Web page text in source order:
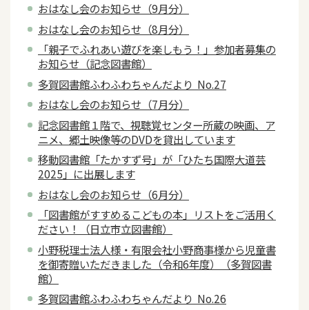
おはなし会のお知らせ（9月分）
おはなし会のお知らせ（8月分）
「親子でふれあい遊びを楽しもう！」参加者募集の
お知らせ（記念図書館）
多賀図書館ふわふわちゃんだより No.27
おはなし会のお知らせ（7月分）
記念図書館１階で、視聴覚センター所蔵の映画、ア
ニメ、郷土映像等のDVDを貸出しています
移動図書館「たかすず号」が「ひたち国際大道芸
2025」に出展します
おはなし会のお知らせ（6月分）
「図書館がすすめるこどもの本」リストをご活用く
ださい！（日立市立図書館）
小野税理士法人様・有限会社小野商事様から児童書
を御寄贈いただきました（令和6年度）（多賀図書
館）
多賀図書館ふわふわちゃんだより No.26